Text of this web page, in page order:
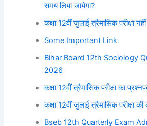
समय लिया जायेगा?
कक्षा 12वीं जुलाई त्रैमासिक परीक्षा
Some Important Link
Bihar Board 12th Sociology
2026
कक्षा 12वीं त्रैमासिक परीक्षा का
कक्षा 12वीं जुलाई त्रैमासिक परीक्षा की
Bseb 12th Quarterly Exam